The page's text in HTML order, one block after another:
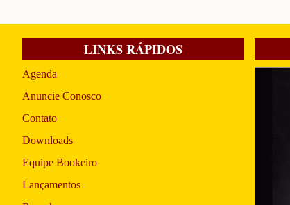
LINKS RÁPIDOS
Agenda
Anuncie Conosco
Contato
Downloads
Equipe Bookeiro
Lançamentos